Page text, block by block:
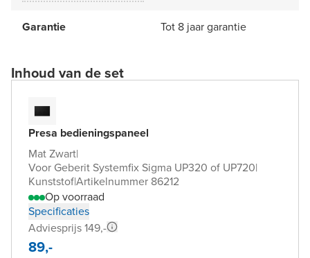
Garantie Tot 8 jaar garantie
Inhoud van de set
Presa bedieningspaneel
Mat Zwart|
Voor Geberit Systemfix Sigma UP320 of UP720|
Kunststof|Artikelnummer 86212
Op voorraad
Specificaties
Adviesprijs 149,-
89,-